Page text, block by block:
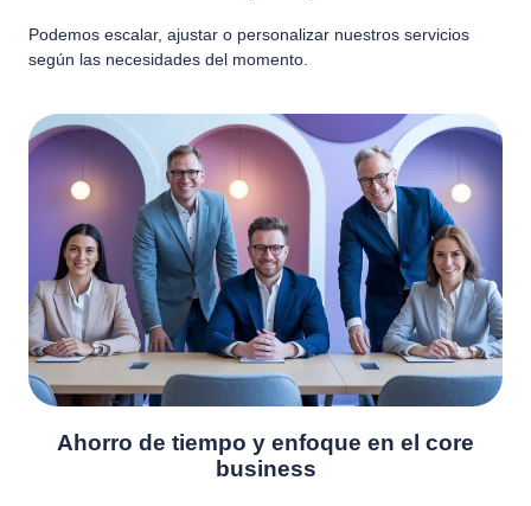
Podemos escalar, ajustar o personalizar nuestros servicios
según las necesidades del momento.
Ahorro de tiempo y enfoque en el core
business